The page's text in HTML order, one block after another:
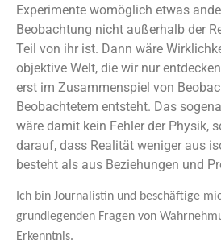
Experimente womöglich etwas
Beobachtung nicht außerhalb der
Teil von ihr ist. Dann wäre
objektive Welt, die wir nur
erst im Zusammenspiel von
Beobachtetem entsteht. Das
wäre damit kein Fehler der Physik,
darauf, dass Realität weniger aus
besteht als aus Beziehungen und
Ich bin Journalistin und beschäftige
grundlegenden Fragen von
Erkenntnis.